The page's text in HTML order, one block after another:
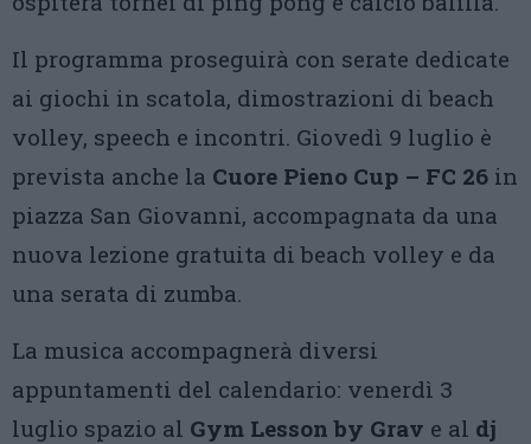
Il programma proseguirà con serate dedicate
ai giochi in scatola, dimostrazioni di beach
volley, speech e incontri. Giovedì 9 luglio è
prevista anche la Cuore Pieno Cup – FC 26 in
piazza San Giovanni, accompagnata da una
nuova lezione gratuita di beach volley e da
una serata di zumba.
La musica accompagnerà diversi
appuntamenti del calendario: venerdì 3
luglio spazio al Gym Lesson by Grav e al dj